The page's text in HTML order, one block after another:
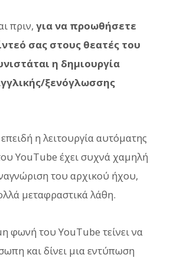
πριν, για να προωθήσετε
σας στους θεατές του
η δημιουργία
ξενόγλωσσης
η λειτουργία αυτόματης
YouTube έχει συχνά χαμηλή
του αρχικού ήχου,
μεταφραστικά λάθη.
φωνή του YouTube τείνει να
και δίνει μια εντύπωση